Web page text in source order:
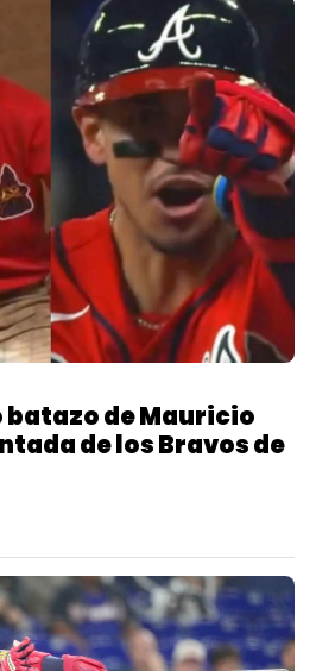
batazo de Mauricio
de los Bravos de